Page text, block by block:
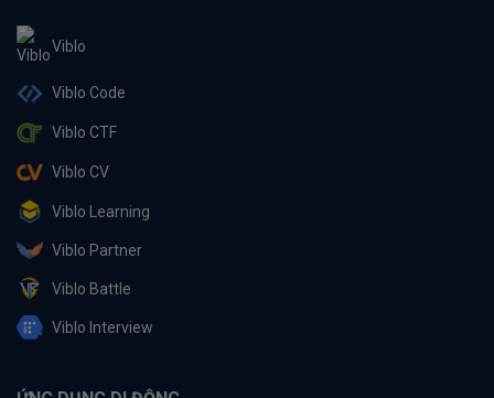
Viblo
Viblo Code
Viblo CTF
Viblo CV
Viblo Learning
Viblo Partner
Viblo Battle
Viblo Interview